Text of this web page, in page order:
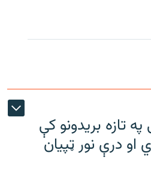
تازه بریدونو کې
درې نور ټپیان